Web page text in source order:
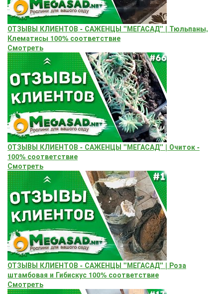
ОТЗЫВЫ КЛИЕНТОВ - САЖЕНЦЫ "МЕГАСАД" | Тюльпаны,
Клематисы 100% соответствие
Смотреть
ОТЗЫВЫ КЛИЕНТОВ - САЖЕНЦЫ "МЕГАСАД" | Очиток -
100% соответствие
Смотреть
ОТЗЫВЫ КЛИЕНТОВ - САЖЕНЦЫ "МЕГАСАД" | Роза
штамбовая и Гибискус 100% соответствие
Смотреть